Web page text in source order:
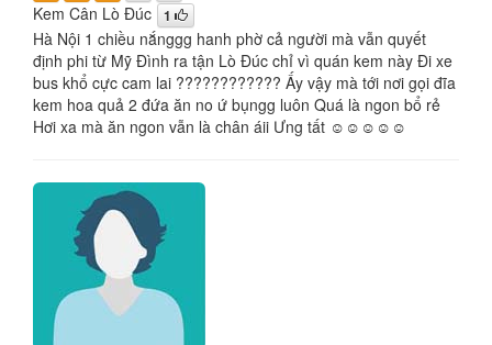
Kem Cân Lò Đúc 1
Hà Nội 1 chiều nắnggg hanh phờ cả người mà vẫn quyết
định phi từ Mỹ Đình ra tận Lò Đúc chỉ vì quán kem này Đi xe
bus khổ cực cam lai ???????????? Ấy vậy mà tới nơi gọi đĩa
kem hoa quả 2 đứa ăn no ứ bụngg luôn Quá là ngon bổ rẻ
Hơi xa mà ăn ngon vẫn là chân áii Ưng tất ☺️☺️☺️☺️☺️